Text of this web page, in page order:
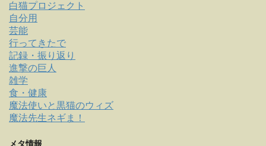
白猫プロジェクト
自分用
芸能
行ってきたで
記録・振り返り
進撃の巨人
雑学
食・健康
魔法使いと黒猫のウィズ
魔法先生ネギま！
メタ情報